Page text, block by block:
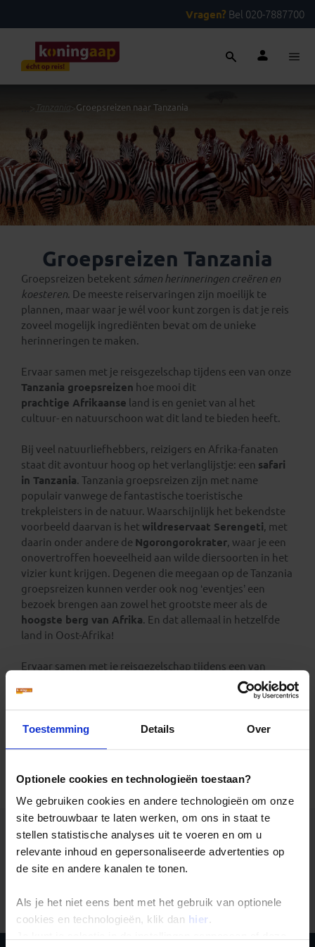
Toestemming Details Over
Optionele cookies en technologieën toestaan?
We gebruiken cookies en andere technologieën om onze
site betrouwbaar te laten werken, om ons in staat te
stellen statistische analyses uit te voeren en om u
relevante inhoud en gepersonaliseerde advertenties op
de site en andere kanalen te tonen.
Als je het niet eens bent met het gebruik van optionele
cookies en technologieën, klik dan hier .
Vragen? Bel 020-7887700
Tanzania >Groepsreizen naar Tanzania
Groepsreizen Tanzania
Groepsreizen betekent sámen herinneringen creëren en
koesteren. De meeste reiservaringen zijn moeilijk te
plannen, maar waar je wél voor kunt zorgen is dat je reis
zoveel mogelijk ingrediënten bevat om de unieke
herinneringen te maken.
Ervaar samen met je reisgezelschap tijdens een van onze
Tanzania groepsreizen hoe mooi dit
prachtige Afrikaanse land is en geniet van al het
cultuur- en natuurschoon wat dit land te bieden heeft.
Bij veel natuurliefhebbers, reizigers en Afrika-fanaten
staat dit avontuur hoog op het verlanglijstje: een safari
in Tanzania. Tanzania groepsreizen zijn met name
populair vanwege de fantastische toeristische
trekpleisters in de natuur. Waarschijnlijk het bekendste
voorbeeld daarvan is het wildreservaat Serengeti, met
daarin onder andere de Ngorongorokrater, waar je een
onovertroffen hoeveelheid aan wilde diersoorten in het
vizier kunt krijgen. Degenen die meegaan op de Tanzania
groepsreizen kunnen verder ook nog ‘eventjes’ een
bezoek brengen aan zowel het grootste meer als de
hoogste berg van Afrika. En dat allemaal in hetzelfde
land in Oost-Afrika!
Ervaar samen met je reisgezelschap tijdens een van
prachtige Afrikaanse land is en geniet van al het cultuur-
en natuurschoon wat dit land te bieden heeft.